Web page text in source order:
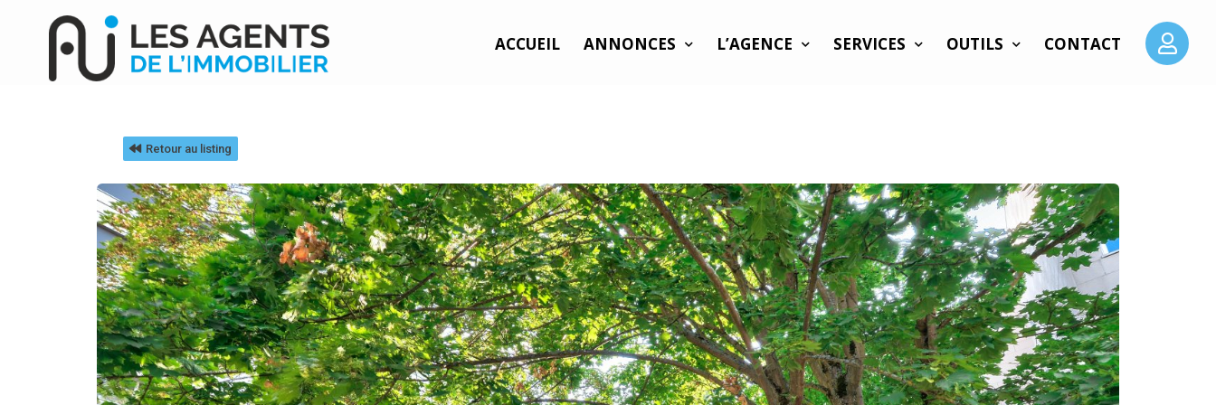
ACCUEIL ANNONCES L’AGENCE SERVICES OUTILS CONTACT
Retour au listing